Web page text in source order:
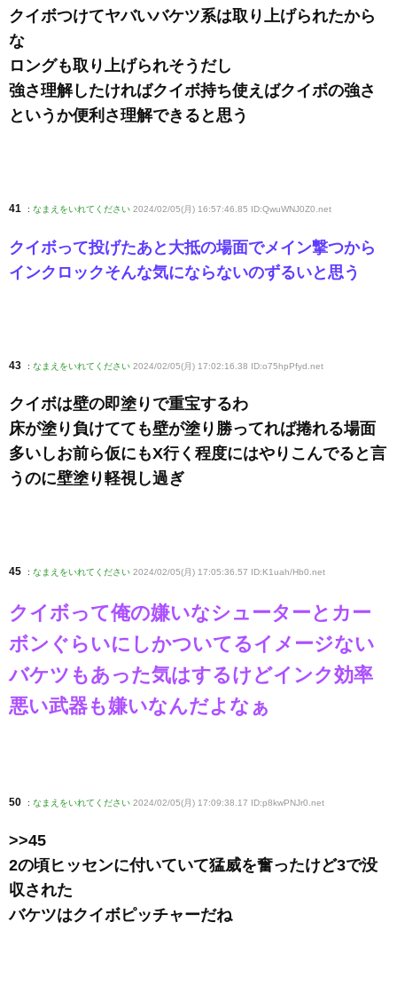
クイボつけてヤバいバケツ系は取り上げられたから
な
ロングも取り上げられそうだし
強さ理解したければクイボ持ち使えばクイボの強さ
というか便利さ理解できると思う
41 : なまえをいれてください 2024/02/05(月) 16:57:46.85 ID:QwuWNJ0Z0.net
クイボって投げたあと大抵の場面でメイン撃つから
インクロックそんな気にならないのずるいと思う
43 : なまえをいれてください 2024/02/05(月) 17:02:16.38 ID:o75hpPfyd .net
クイボは壁の即塗りで重宝するわ
床が塗り負けてても壁が塗り勝ってれば捲れる場面
多いしお前ら仮にもX行く程度にはやりこんでると言
うのに壁塗り軽視し過ぎ
45 : なまえをいれてください 2024/02/05(月) 17:05:36.57 ID:K1uah/Hb0 .net
クイボって俺の嫌いなシューターとカー
ボンぐらいにしかついてるイメージない
バケツもあった気はするけどインク効率
悪い武器も嫌いなんだよなぁ
50 : なまえをいれてください 2024/02/05(月) 17:09:38.17 ID:p8kwPNJr0 .net
>>45
2の頃ヒッセンに付いていて猛威を奮ったけど3で没
収された
バケツはクイボピッチャーだね